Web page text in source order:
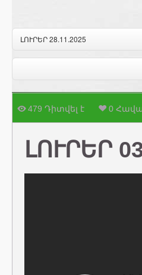
ԼՈՒՐԵՐ 28.11.2025
479 Դիտվել է 0
ԼՈՒՐԵՐ